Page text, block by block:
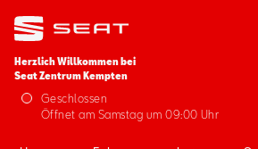
Herzlich Willkommen bei
Seat Zentrum Kempten
Geschlossen
Öffnet am Samstag um 09:00 Uhr
Home